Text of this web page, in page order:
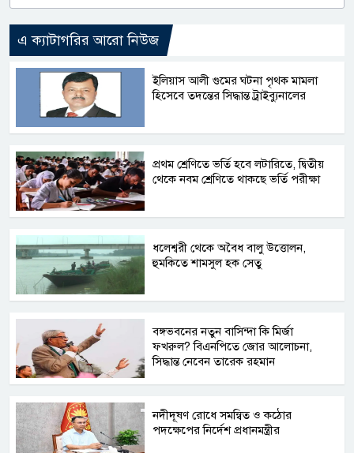
এ ক্যাটাগরির আরো নিউজ
ইলিয়াস আলী গুমের ঘটনা পৃথক মামলা
হিসেবে তদন্তের সিদ্ধান্ত ট্রাইব্যুনালের
প্রথম শ্রেণিতে ভর্তি হবে লটারিতে, দ্বিতীয়
থেকে নবম শ্রেণিতে থাকছে ভর্তি পরীক্ষা
ধলেশ্বরী থেকে অবৈধ বালু উত্তোলন,
হুমকিতে শামসুল হক সেতু
বঙ্গভবনের নতুন বাসিন্দা কি মির্জা
ফখরুল? বিএনপিতে জোর আলোচনা,
সিদ্ধান্ত নেবেন তারেক রহমান
নদীদূষণ রোধে সমন্বিত ও কঠোর
পদক্ষেপের নির্দেশ প্রধানমন্ত্রীর